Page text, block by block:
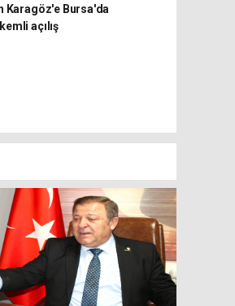
Karagöz'e Bursa'da
açılış